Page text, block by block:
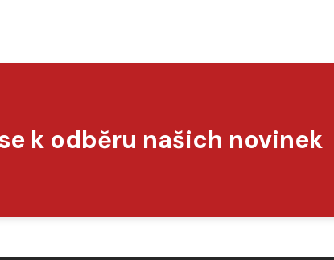
k odběru našich novinek